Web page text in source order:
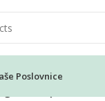
Poslovnice